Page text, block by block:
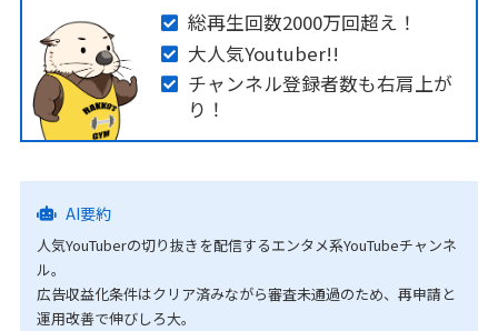
総再生回数2000万回超え！
大人気Youtuber!!
チャンネル登録者数も右肩上が
り！
AI要約
人気YouTuberの切り抜きを配信するエンタメ系YouTubeチャンネ
ル。
広告収益化条件はクリア済みながら審査未通過のため、再申請と
運用改善で伸びしろ大。